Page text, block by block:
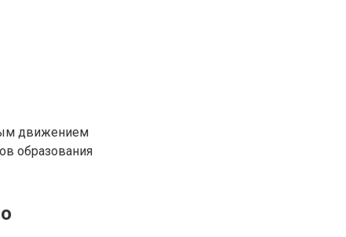
движением
образования